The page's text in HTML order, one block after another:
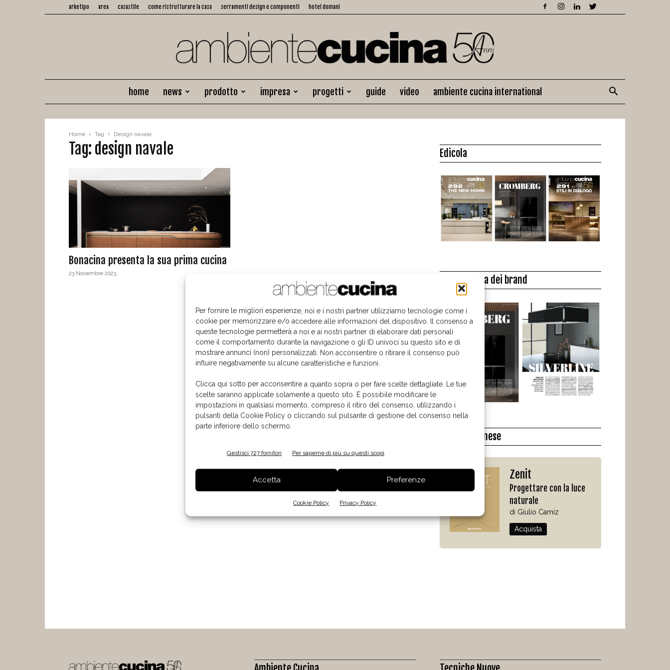
Per fornire le migliori esperienze, noi e i nostri partner utilizziamo tecnologie come i
cookie per memorizzare e/o accedere alle informazioni del dispositivo. Il consenso a
queste tecnologie permetterà a noi e ai nostri partner di elaborare dati personali
come il comportamento durante la navigazione o gli ID univoci su questo sito e di
mostrare annunci (non) personalizzati. Non acconsentire o ritirare il consenso può
influire negativamente su alcune caratteristiche e funzioni.
Clicca qui sotto per acconsentire a quanto sopra o per fare scelte dettagliate. Le tue
scelte saranno applicate solamente a questo sito. È possibile modificare le
impostazioni in qualsiasi momento, compreso il ritiro del consenso, utilizzando i
pulsanti della Cookie Policy o cliccando sul pulsante di gestione del consenso nella
parte inferiore dello schermo.
Gestisci 727 fornitori Per saperne di più su questi scopi
Accetta Preferenze
Cookie Policy Privacy Policy
arketipo area casastile come ristrutturare la casa serramenti design e componenti hotel domani
Ambiente
home news prodotto impresa progetti guide video ambiente cucina international
Home Tag Design navale
Tag: design navale
Bonacina presenta la sua prima cucina
23 Novembre 2023
Edicola
La biblioteca dei brand
Il libro del mese
Zenit
Progettare con la luce
naturale
di Giulio Camiz
Acquista